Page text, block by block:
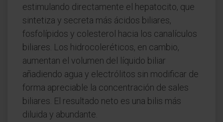
estimulando directamente el hepatocito, que
sintetiza y secreta más ácidos biliares,
fosfolípidos y colesterol hacia los canalículos
biliares. Los hidrocoleréticos, en cambio,
aumentan el volumen del líquido biliar
añadiendo agua y electrólitos sin modificar de
forma apreciable la concentración de sales
biliares. El resultado neto es una bilis más
diluida y abundante.